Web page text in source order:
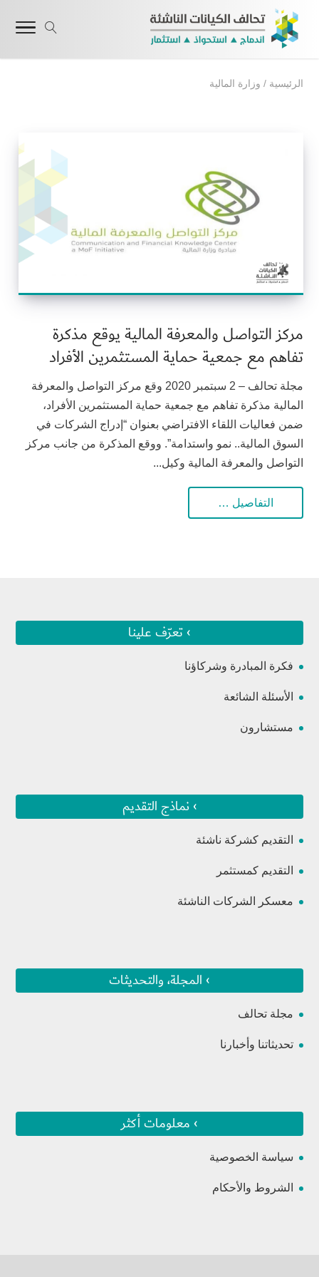
الرئيسية / وزارة المالية
مركز التواصل والمعرفة المالية يوقع مذكرة
تفاهم مع جمعية حماية المستثمرين الأفراد
مجلة تحالف – 2 سبتمبر 2020 وقع مركز التواصل والمعرفة
المالية مذكرة تفاهم مع جمعية حماية المستثمرين الأفراد،
ضمن فعاليات اللقاء الافتراضي بعنوان “إدراج الشركات في
السوق المالية.. نمو واستدامة”. ووقع المذكرة من جانب مركز
التواصل والمعرفة المالية وكيل...
التفاصيل …
› تعرّف علينا
فكرة المبادرة وشركاؤنا
الأسئلة الشائعة
مستشارون
› نماذج التقديم
التقديم كشركة ناشئة
التقديم كمستثمر
معسكر الشركات الناشئة
› المجلة، والتحديثات
مجلة تحالف
تحديثاتنا وأخبارنا
› معلومات أكثر
سياسة الخصوصية
الشروط والأحكام